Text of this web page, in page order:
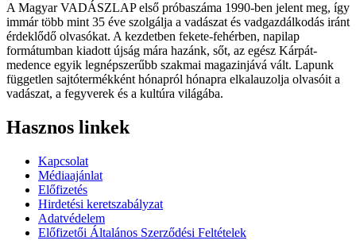
A Magyar VADÁSZLAP első próbaszáma 1990-ben jelent meg, így
immár több mint 35 éve szolgálja a vadászat és vadgazdálkodás iránt
érdeklődő olvasókat. A kezdetben fekete-fehérben, napilap
formátumban kiadott újság mára hazánk, sőt, az egész Kárpát-
medence egyik legnépszerűbb szakmai magazinjává vált. Lapunk
független sajtótermékként hónapról hónapra elkalauzolja olvasóit a
vadászat, a fegyverek és a kultúra világába.
Hasznos linkek
Kapcsolat
Médiaajánlat
Előfizetés
Hirdetési keretszabályzat
Adatvédelem
Előfizetői Általános Szerződési Feltételek